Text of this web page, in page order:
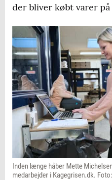
der bliver købt varer
Inden længe håber Mette
medarbejder i Kagegrisen.dk.